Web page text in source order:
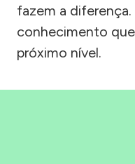
fazem a
conhecimento
próximo nível.